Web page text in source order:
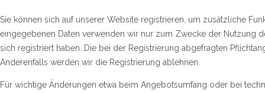
Sie können sich auf unserer Website registrieren, um zusätzliche
eingegebenen Daten verwenden wir nur zum Zwecke der Nutzung
sich registriert haben. Die bei der Registrierung abgefragten
Anderenfalls werden wir die Registrierung ablehnen.
Für wichtige Änderungen etwa beim Angebotsumfang oder bei